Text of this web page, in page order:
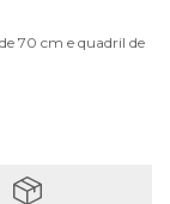
70 cm e quadril de